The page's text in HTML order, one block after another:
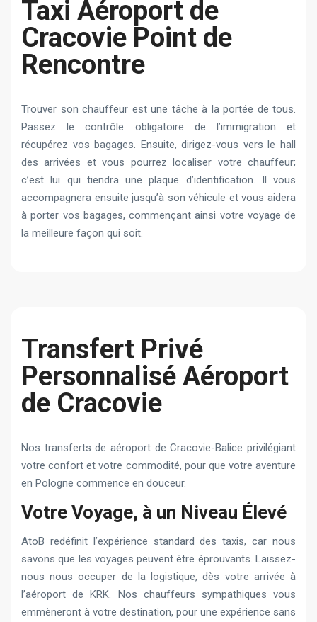
Taxi Aéroport de
Cracovie Point de
Rencontre
Trouver son chauffeur est une tâche à la portée de tous.
Passez le contrôle obligatoire de l’immigration et
récupérez vos bagages. Ensuite, dirigez-vous vers le hall
des arrivées et vous pourrez localiser votre chauffeur;
c’est lui qui tiendra une plaque d’identification. Il vous
accompagnera ensuite jusqu’à son véhicule et vous aidera
à porter vos bagages, commençant ainsi votre voyage de
la meilleure façon qui soit.
Transfert Privé
Personnalisé Aéroport
de Cracovie
Nos transferts de aéroport de Cracovie-Balice privilégiant
votre confort et votre commodité, pour que votre aventure
en Pologne commence en douceur.
Votre Voyage, à un Niveau Élevé
AtoB redéfinit l’expérience standard des taxis, car nous
savons que les voyages peuvent être éprouvants. Laissez-
nous nous occuper de la logistique, dès votre arrivée à
l’aéroport de KRK. Nos chauffeurs sympathiques vous
emmèneront à votre destination, pour une expérience sans